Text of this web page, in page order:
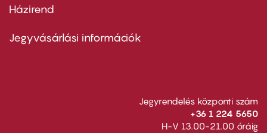
Footer
second
Házirend
Jegyvásárlási információk
Jegyrendelés központi szám
+36 1 224 5650
H-V 13.00-21.00 óráig